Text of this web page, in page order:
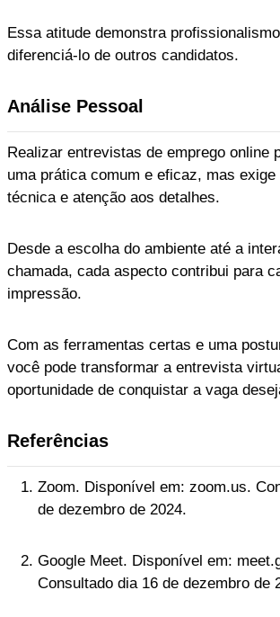
Essa atitude demonstra
diferenciá-lo de outros candidatos.
Análise Pessoal
Realizar entrevistas de emprego online
uma prática comum e eficaz, mas exige
técnica e atenção aos detalhes.
Desde a escolha do ambiente até a
chamada, cada aspecto contribui para
impressão.
Com as ferramentas certas e uma
você pode transformar a entrevista
oportunidade de conquistar a vaga
Referências
Zoom. Disponível em: zoom.us.
de dezembro de 2024.
Google Meet. Disponível em:
Consultado dia 16 de dezembro de